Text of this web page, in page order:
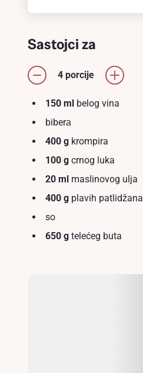
Sastojci za
4 porcije
150 ml belog vina
biberа
400 g krompira
100 g crnog luka
20 ml maslinovog ulja
400 g plavih patlidžana
so
650 g telećeg buta